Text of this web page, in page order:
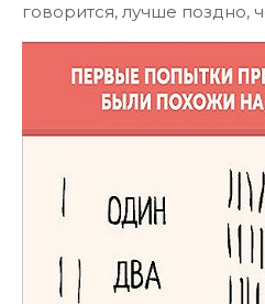
говорится, лучше поздно,